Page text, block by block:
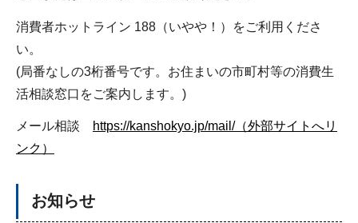
消費者ホットライン 188（いやや！）をご利用くださ
い。
(局番なしの3桁番号です。お住まいの市町村等の消費生
活相談窓口をご案内します。)
メール相談
https://kanshokyo.jp/mail/（外部サイトへリ
ンク）
お知らせ